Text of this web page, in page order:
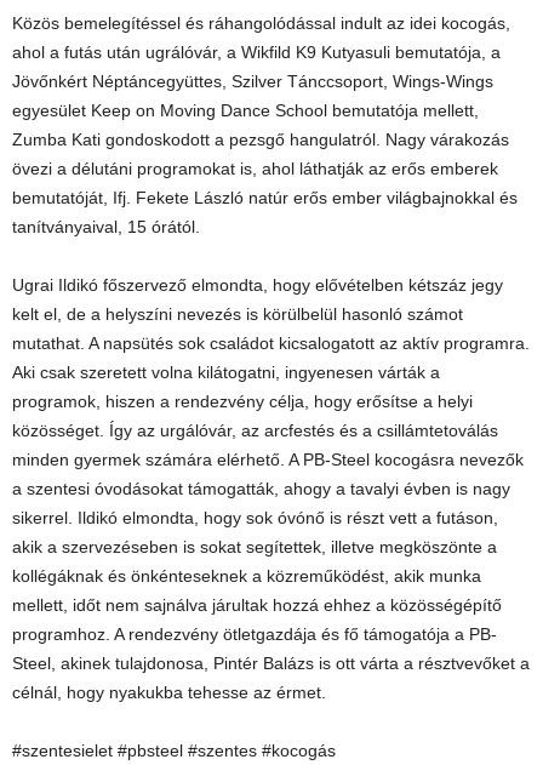
Közös bemelegítéssel és ráhangolódással indult az idei kocogás,
ahol a futás után ugrálóvár, a Wikfild K9 Kutyasuli bemutatója, a
Jövőnkért Néptáncegyüttes, Szilver Tánccsoport, Wings-Wings
egyesület Keep on Moving Dance School bemutatója mellett,
Zumba Kati gondoskodott a pezsgő hangulatról. Nagy várakozás
övezi a délutáni programokat is, ahol láthatják az erős emberek
bemutatóját, Ifj. Fekete László natúr erős ember világbajnokkal és
tanítványaival, 15 órától.
Ugrai Ildikó főszervező elmondta, hogy elővételben kétszáz jegy
kelt el, de a helyszíni nevezés is körülbelül hasonló számot
mutathat. A napsütés sok családot kicsalogatott az aktív programra.
Aki csak szeretett volna kilátogatni, ingyenesen várták a
programok, hiszen a rendezvény célja, hogy erősítse a helyi
közösséget. Így az urgálóvár, az arcfestés és a csillámtetoválás
minden gyermek számára elérhető. A PB-Steel kocogásra nevezők
a szentesi óvodásokat támogatták, ahogy a tavalyi évben is nagy
sikerrel. Ildikó elmondta, hogy sok óvónő is részt vett a futáson,
akik a szervezéseben is sokat segítettek, illetve megköszönte a
kollégáknak és önkénteseknek a közreműködést, akik munka
mellett, időt nem sajnálva járultak hozzá ehhez a közösségépítő
programhoz. A rendezvény ötletgazdája és fő támogatója a PB-
Steel, akinek tulajdonosa, Pintér Balázs is ott várta a résztvevőket a
célnál, hogy nyakukba tehesse az érmet.
#szentesielet #pbsteel #szentes #kocogás